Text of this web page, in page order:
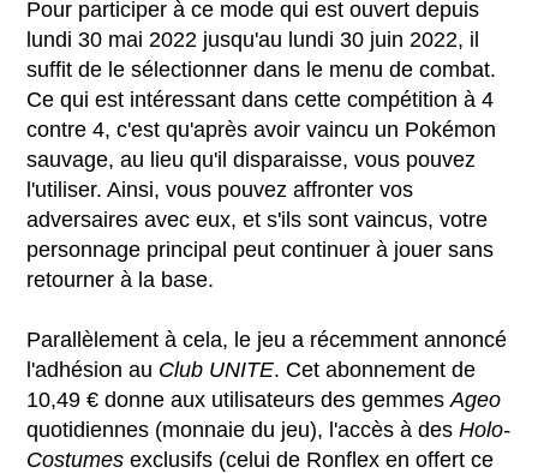
Pour participer à ce mode qui est ouvert depuis
lundi 30 mai 2022 jusqu'au lundi 30 juin 2022, il
suffit de le sélectionner dans le menu de combat.
Ce qui est intéressant dans cette compétition à 4
contre 4, c'est qu'après avoir vaincu un Pokémon
sauvage, au lieu qu'il disparaisse, vous pouvez
l'utiliser. Ainsi, vous pouvez affronter vos
adversaires avec eux, et s'ils sont vaincus, votre
personnage principal peut continuer à jouer sans
retourner à la base.
Parallèlement à cela, le jeu a récemment annoncé
l'adhésion au Club UNITE. Cet abonnement de
10,49 € donne aux utilisateurs des gemmesAgeo
quotidiennes (monnaie du jeu), l'accès à desHolo-
Costumes exclusifs (celui de Ronflex en offert ce